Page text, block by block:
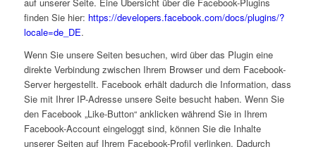
auf unserer Seite. Eine Übersicht über die Facebook-Plugins
finden Sie hier: https://developers.facebook.com/docs/plugins/?
locale=de_DE.
Wenn Sie unsere Seiten besuchen, wird über das Plugin eine
direkte Verbindung zwischen Ihrem Browser und dem Facebook-
Server hergestellt. Facebook erhält dadurch die Information, dass
Sie mit Ihrer IP-Adresse unsere Seite besucht haben. Wenn Sie
den Facebook „Like-Button“ anklicken während Sie in Ihrem
Facebook-Account eingeloggt sind, können Sie die Inhalte
unserer Seiten auf Ihrem Facebook-Profil verlinken. Dadurch